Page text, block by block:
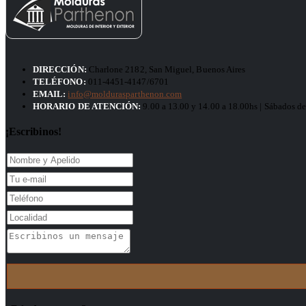
DIRECCIÓN: Charlone 2182, San Miguel, Buenos Aires
TELÉFONO: 011-4451-4147/6701
EMAIL: info@moldurasparthenon.com
HORARIO DE ATENCIÓN: 9.00 a 13.00 y 14.00 a 18.00hs | Sábados
¡Escribinos!